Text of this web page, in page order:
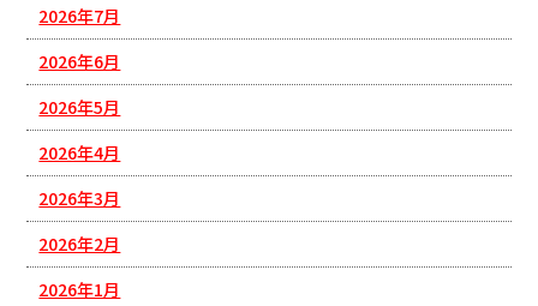
2026年7月
2026年6月
2026年5月
2026年4月
2026年3月
2026年2月
2026年1月